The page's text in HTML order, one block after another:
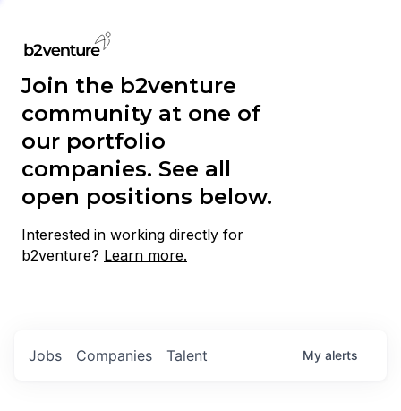
Join the b2venture
community at one of
our portfolio
companies. See all
open positions below.
Interested in working directly for
b2venture? Learn more.
Jobs Companies Talent My alerts